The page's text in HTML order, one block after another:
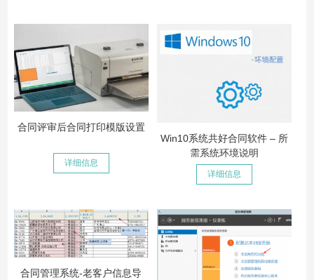
合同评审后合同打印模版设置
详细信息
Win10系统共好合同软件 – 所
需系统环境说明
详细信息
合同管理系统-老客户信息导